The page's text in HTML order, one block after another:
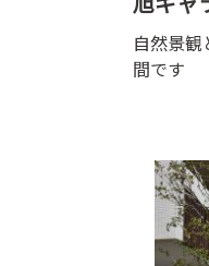
自然景
間です